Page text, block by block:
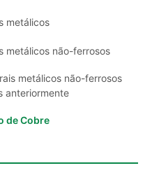
metálicos
metálicos não-ferrosos
metálicos não-ferrosos
anteriormente
de Cobre